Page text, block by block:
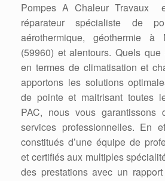
Pompes A Chaleur Travaux
réparateur spécialiste de
aérothermique, géothermie à
(59960) et alentours. Quels
en termes de climatisation et
apportons les solutions
de pointe et maitrisant toutes
PAC, nous vous garantissons
services professionnelles. En
constitués d’une équipe de
et certifiés aux multiples
des prestations avec un